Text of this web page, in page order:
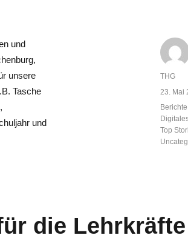
und
unsere
Tasche
und
Autor
THG
am
23. Mai
Top
die